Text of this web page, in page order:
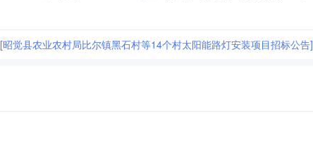
[昭觉县农业农村局比尔镇黑石村等14个村太阳能路灯安装项目招标公告]